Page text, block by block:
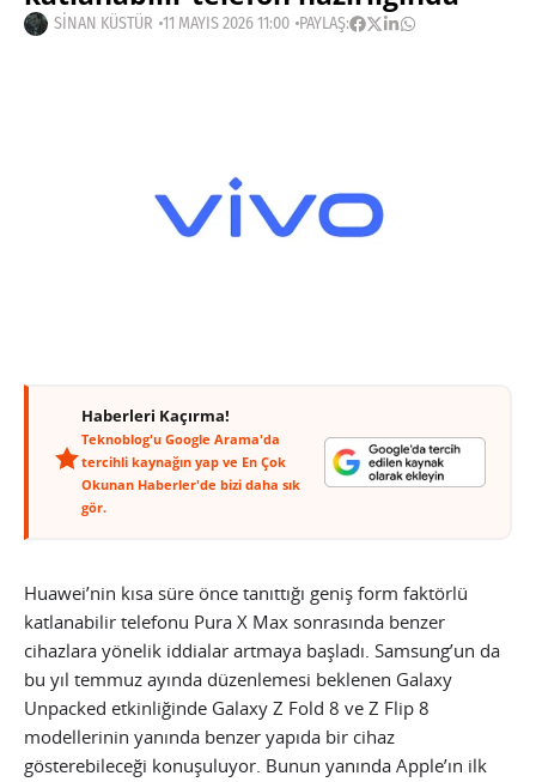
SINAN KÜSTÜR 11 MAYIS 2026 11:00 PAYLAŞ:
Haberleri Kaçırma!
Teknoblog'u Google Arama'da
tercihli kaynağın yap ve En Çok
Okunan Haberler'de bizi daha sık
gör.
Huawei’nin kısa süre önce tanıttığı geniş form faktörlü
katlanabilir telefonu Pura X Max sonrasında benzer
cihazlara yönelik iddialar artmaya başladı. Samsung’un da
bu yıl temmuz ayında düzenlemesi beklenen Galaxy
Unpacked etkinliğinde Galaxy Z Fold 8 ve Z Flip 8
modellerinin yanında benzer yapıda bir cihaz
gösterebileceği konuşuluyor. Bunun yanında Apple’ın ilk